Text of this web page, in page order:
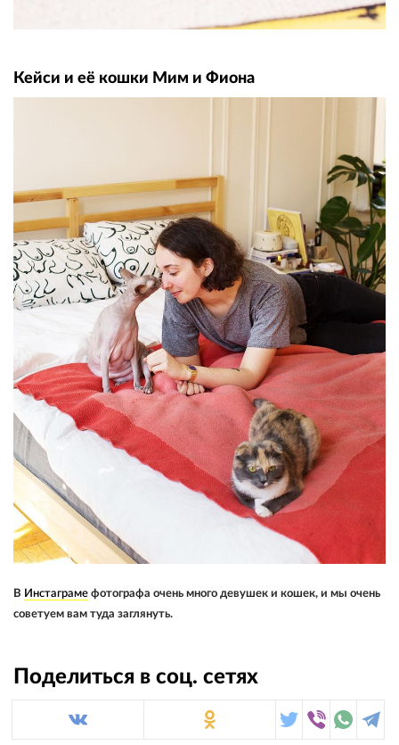
Кейси и её кошки Мим и Фиона
В Инстаграме фотографа очень много девушек и кошек, и мы очень
советуем вам туда заглянуть.
Поделиться в соц. сетях